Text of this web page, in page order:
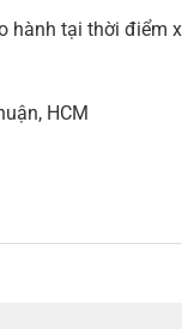
hành tại thời điểm
HCM